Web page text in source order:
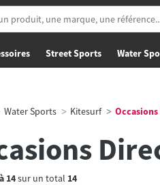
Street Sports Water
Water Sports Kitesurf
14sur un total 14